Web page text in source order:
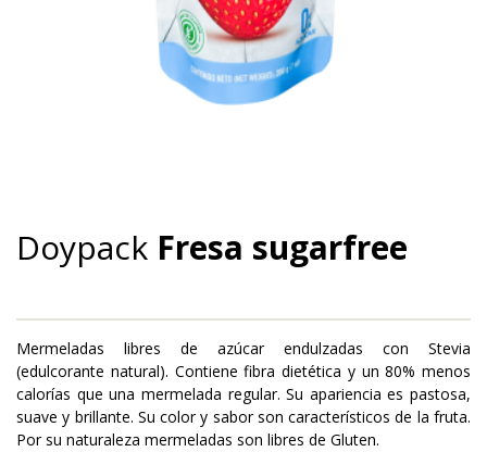
Doypack Fresa sugarfree
Mermeladas libres de azúcar endulzadas con Stevia
(edulcorante natural). Contiene fibra dietética y un 80% menos
calorías que una mermelada regular. Su apariencia es pastosa,
suave y brillante. Su color y sabor son característicos de la fruta.
Por su naturaleza mermeladas son libres de Gluten.